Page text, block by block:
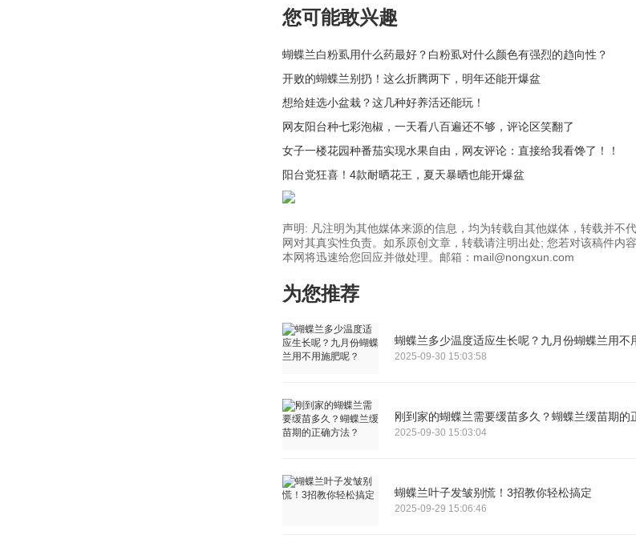
您可能敢兴趣
蝴蝶兰白粉虱用什么药最好？白粉虱对什么颜色有强烈的趋向性？
开败的蝴蝶兰别扔！这么折腾两下，明年还能开爆盆
想给娃选小盆栽？这几种好养活还能玩！
网友阳台种七彩泡椒，一天看八百遍还不够，评论区笑翻了
女子一楼花园种番茄实现水果自由，网友评论：直接给我看馋了！！
阳台党狂喜！4款耐晒花王，夏天暴晒也能开爆盆
声明: 凡注明为其他媒体来源的信息，均为转载自其他媒体，转载并不
网对其真实性负责。如系原创文章，转载请注明出处; 您若对该稿件内
本网将迅速给您回应并做处理。邮箱：mail@nongxun.com
为您推荐
蝴蝶兰多少温度适应生长呢？九月份蝴蝶兰用不
2025-09-30 15:03:58
刚到家的蝴蝶兰需要缓苗多久？蝴蝶兰缓苗期的
2025-09-30 15:03:04
蝴蝶兰叶子发皱别慌！3招教你轻松搞定
2025-09-29 15:06:46